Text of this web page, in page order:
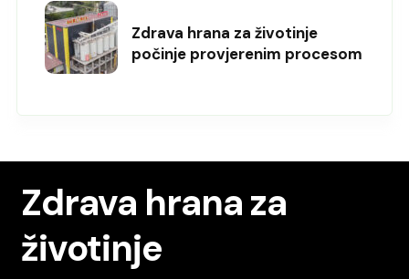
Zdrava hrana za životinje
počinje provjerenim procesom
Zdrava hranaza
životinje